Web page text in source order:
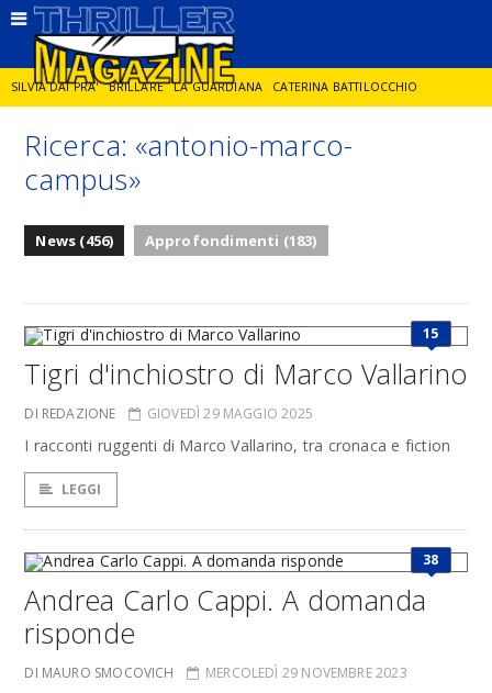
SILVIA DAI PRA' BRILLARE LA GUARDIANA CATERINA BATTILOCCHIO
JORGE DIAZ LA SPIA DELITTO IN CORNICE GIANCARLO DE CATALDO
DIEGO ZANDEL GLI ANNI DI PIETRA
Ricerca: «antonio-marco-
campus»
News (456) Approfondimenti (183)
15
Tigri d'inchiostro di Marco Vallarino
DI REDAZIONE GIOVEDÌ 29 MAGGIO 2025
I racconti ruggenti di Marco Vallarino, tra cronaca e fiction
LEGGI
38
Andrea Carlo Cappi. A domanda
risponde
DI MAURO SMOCOVICH MERCOLEDÌ 29 NOVEMBRE 2023